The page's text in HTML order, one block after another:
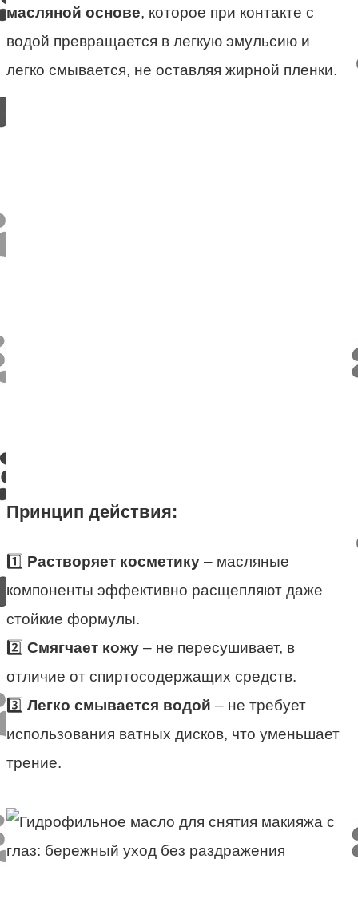
масляной основе, которое при контакте с
водой превращается в легкую эмульсию и
легко смывается, не оставляя жирной пленки.
Принцип действия:
1️⃣ Растворяет косметику – масляные
компоненты эффективно расщепляют даже
стойкие формулы.
2️⃣ Смягчает кожу – не пересушивает, в
отличие от спиртосодержащих средств.
3️⃣ Легко смывается водой – не требует
использования ватных дисков, что уменьшает
трение.